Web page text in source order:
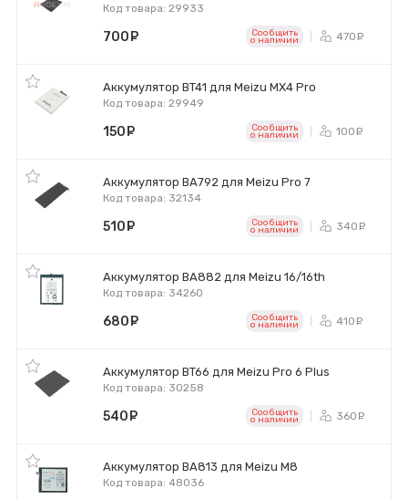
Код товара: 29933
700 Сообщить
o наличии 470
Аккумулятор BT41 для Meizu MX4 Pro
Код товара: 29949
150 Сообщить
o наличии 100
Аккумулятор BA792 для Meizu Pro 7
Код товара: 32134
510 Сообщить
o наличии 340
Аккумулятор BA882 для Meizu 16/16th
Код товара: 34260
680 Сообщить
o наличии 410
Аккумулятор BT66 для Meizu Pro 6 Plus
Код товара: 30258
540 Сообщить
o наличии 360
Аккумулятор BA813 для Meizu M8
Код товара: 48036